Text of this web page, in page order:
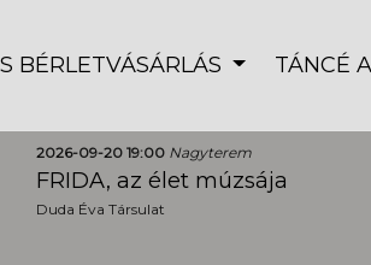
BÉRLETVÁSÁRLÁS TÁNCÉ
2026-09-20 19:00 Nagyterem
FRIDA, az élet múzsája
Duda Éva Társulat